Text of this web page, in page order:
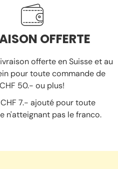
OFFERTE
offerte en Suisse et au
pour toute commande de
CHF 50.- ou plus!
7.- ajouté pour toute
n'atteignant pas le franco.